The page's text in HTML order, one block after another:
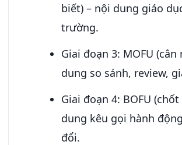
biết) – nội dung giáo
trường.
Giai đoạn 3: MOFU (cân
dung so sánh, review,
Giai đoạn 4: BOFU
dung kêu gọi hành
đổi.